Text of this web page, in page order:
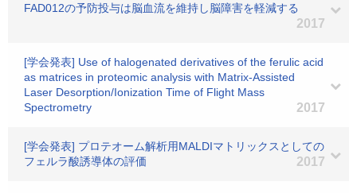
FAD012の予防投与は脳血流を維持し脳障害を軽減する
2017
[学会発表] Use of halogenated derivatives of the ferulic acid
as matrices in proteomic analysis with Matrix-Assisted
Laser Desorption/Ionization Time of Flight Mass
Spectrometry
2017
[学会発表] プロテオーム解析用MALDIマトリックスとしての
フェルラ酸誘導体の評価
2017